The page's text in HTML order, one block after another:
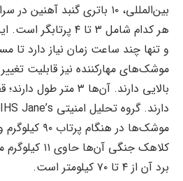
بین‌المللی، ۱۰ باتری گنبد
هر کدام شامل ۳ تا ۴
و تنها چند ساعت زمان نیاز دارد تا
موشک‌های مهارکننده نیز قابلیت
موشک‌ها در
کلاهک جنگی
برد آن از ۴ تا ۷۰ کیلومتر است.